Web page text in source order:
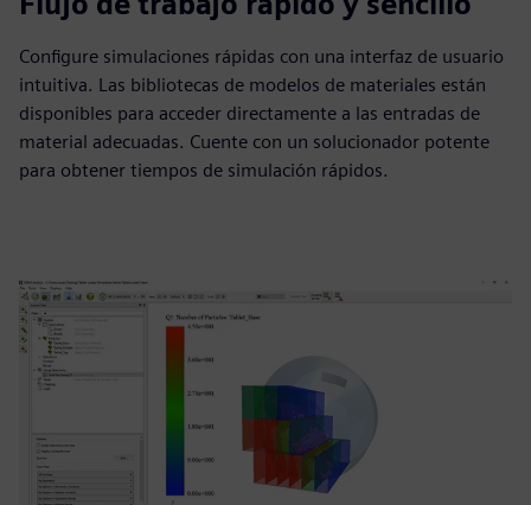
Configure simulaciones rápidas con una interfaz de usuario
intuitiva. Las bibliotecas de modelos de materiales están
disponibles para acceder directamente a las entradas de
material adecuadas. Cuente con un solucionador potente
para obtener tiempos de simulación rápidos.